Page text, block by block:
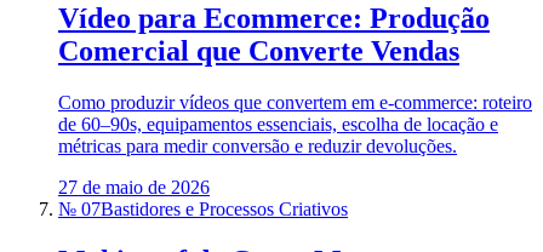
Vídeo para Ecommerce: Produção
Comercial que Converte Vendas
Como produzir vídeos que convertem em e‑commerce: roteiro
de 60–90s, equipamentos essenciais, escolha de locação e
métricas para medir conversão e reduzir devoluções.
27 de maio de 2026
№ 07Bastidores e Processos Criativos